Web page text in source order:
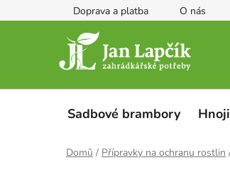
na
Doprava a platba O nás
Sadbové brambory
Domů / Přípravky na ochranu rostlin